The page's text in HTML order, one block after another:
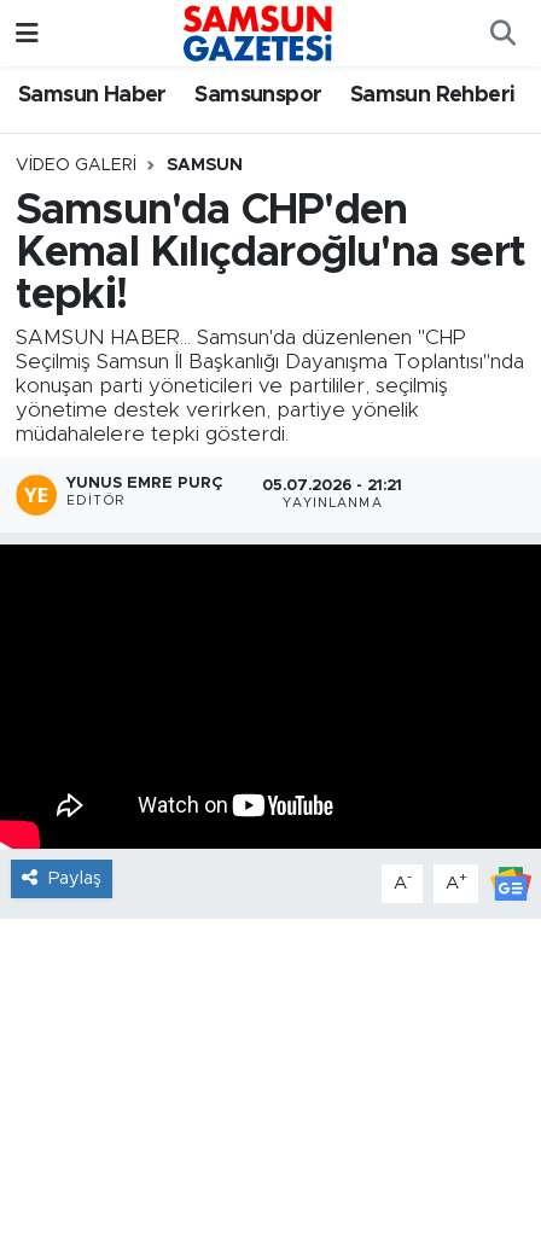
Samsun Haber Samsunspor Samsun Rehberi
VIDEO GALERI SAMSUN
Samsun'da CHP'den
Kemal Kılıçdaroğlu'na sert
tepki!
SAMSUN HABER... Samsun'da düzenlenen "CHP
Seçilmiş Samsun İl Başkanlığı Dayanışma Toplantısı"nda
konuşan parti yöneticileri ve partililer, seçilmiş
yönetime destek verirken, partiye yönelik
müdahalelere tepki gösterdi.
YUNUS EMRE PURÇ
EDITÖR
05.07.2026 - 21:21
YAYINLANMA
Paylaş A- A+
Samsun Haber
Samsunspor
Samsun Rehberi
Resmi İlanlar
Samsun Nöbetçi Eczaneler
Samsun Hava Durumu
SAMSUN Namaz Vakitleri
Samsun Trafik Yoğunluk Haritası
Süper Lig Puan Durumu ve Fikstür
Tüm Manşetler